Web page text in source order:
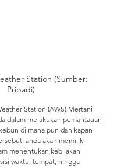
Station (Sumber:
Pribadi)
dalam melakukan pemantauan
di mana pun dan kapan
anda akan memiliki
menentukan kebijakan
waktu, tempat, hingga